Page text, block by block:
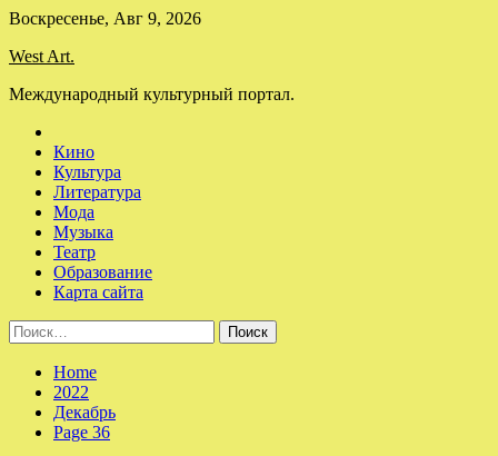
Skip
content
Воскресенье, Авг 9, 2026
West Art.
Международный культурный портал.
Кино
Культура
Литература
Мода
Музыка
Театр
Образование
Карта сайта
Найти:
Home
2022
Декабрь
Page 36